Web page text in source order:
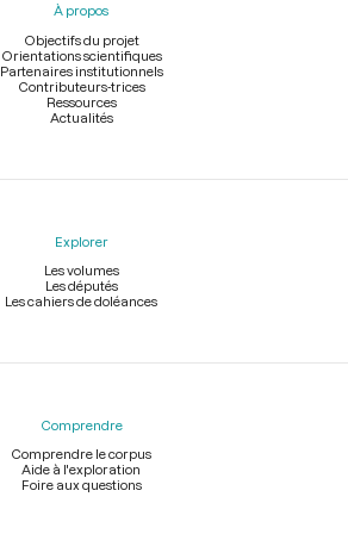
À propos
Objectifs du projet
Orientations scientifiques
Partenaires institutionnels
Contributeurs-trices
Ressources
Actualités
Explorer
Les volumes
Les députés
Les cahiers de doléances
Comprendre
Comprendre le corpus
Aide à l'exploration
Foire aux questions